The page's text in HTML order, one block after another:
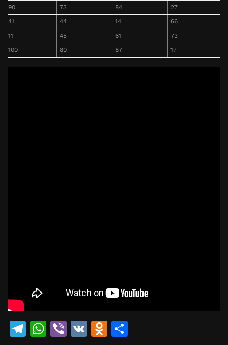
90
73 84
27
41
44 14
66
11
45 61
73
100
80 87 17
Telegram
WhatsApp
Viber
VK Odnoklassniki